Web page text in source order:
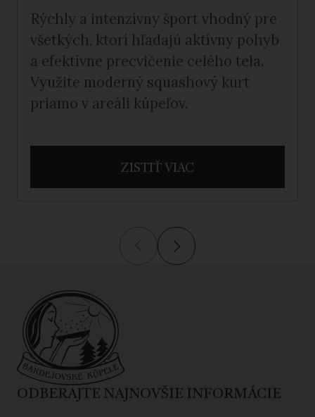
Rýchly a intenzívny šport vhodný pre
všetkých, ktorí hľadajú aktívny pohyb
a efektívne precvičenie celého tela.
Využite moderný squashový kurt
priamo v areáli kúpeľov.
ZISTIŤ VIAC
ODBERAJTE NAJNOVŠIE INFORMÁCIE